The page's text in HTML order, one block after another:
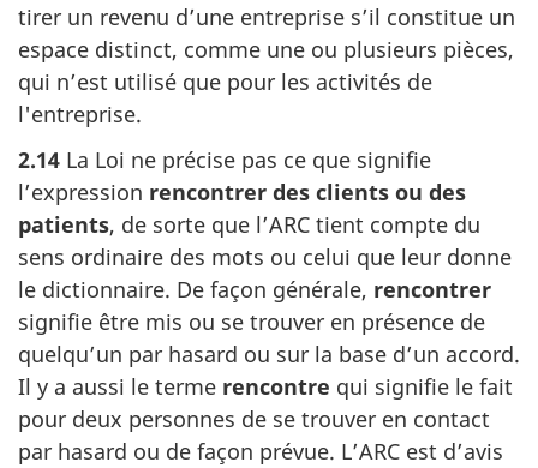
tirer un revenu d’une entreprise s’il constitue un
espace distinct, comme une ou plusieurs pièces,
qui n’est utilisé que pour les activités de
l'entreprise.
2.14 La Loi ne précise pas ce que signifie
l’expression rencontrer des clients ou des
patients, de sorte que l’ARC tient compte du
sens ordinaire des mots ou celui que leur donne
le dictionnaire. De façon générale, rencontrer
signifie être mis ou se trouver en présence de
quelqu’un par hasard ou sur la base d’un accord.
Il y a aussi le terme rencontre qui signifie le fait
pour deux personnes de se trouver en contact
par hasard ou de façon prévue. L’ARC est d’avis